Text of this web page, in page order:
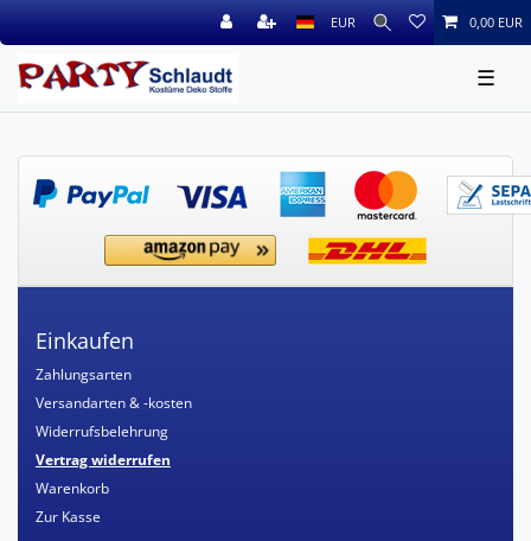
EUR 0,00 EUR
☰
Einkaufen
Zahlungsarten
Versandarten & -kosten
Widerrufsbelehrung
Vertrag widerrufen
Warenkorb
Zur Kasse